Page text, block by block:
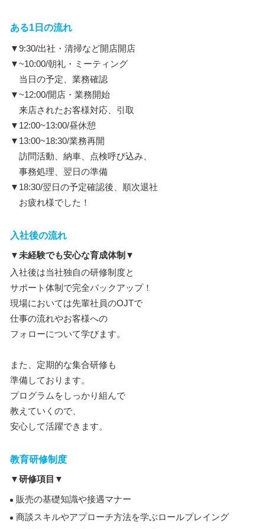
ある1日の流れ
▼9:30/出社・清掃など開店開店
▼~10:00/朝礼・ミーティング
当日の予定、業務確認
▼~12:00/開店・業務開始
来店されたお客様対応、引取
▼12:00~13:00/昼休憩
▼13:00~18:30/業務再開
訪問活動、納車、点検呼び込み、
事務処理、翌日の準備
▼18:30/翌日の予定確認後、順次退社
お疲れ様でした！
入社後の流れ
▼未経験でも安心な育成体制▼
入社後は当社独自の研修制度と
サポート体制で完全バックアップ！
現場においては先輩社員のOJTで
仕事の流れやお客様への
フォローについて学びます。
また、定期的な集合研修も
準備しております。
プログラムをしっかり組んで
教えていくので、
安心して活躍できます。
教育研修制度
▼研修項目▼
販売の基礎知識や接遇マナー
商談スキルやアプローチ方法を学ぶロールプレイング